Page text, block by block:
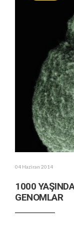
04 Haziran 2014
1000
GENOMLAR